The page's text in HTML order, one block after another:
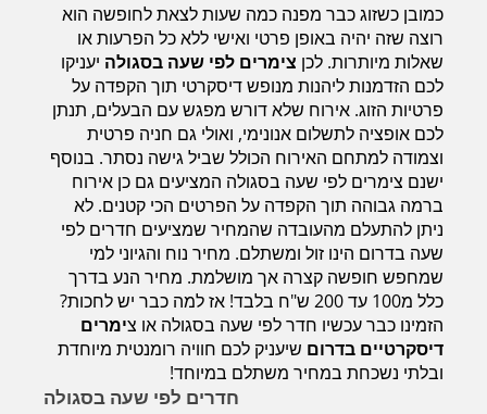
חדרים לפי שעה בעמק יזרעאל
חדרים לפי שעה במישור החוף הדרומי
כמובן כשזוג כבר מפנה כמה שעות לצאת לחופשה הוא
רוצה שזה יהיה באופן פרטי ואישי ללא כל הפרעות או
שאלות מיותרות. לכן צימרים לפי שעה בסגולה יעניקו
לכם הזדמנות ליהנות מנופש דיסקרטי תוך הקפדה על
פרטיות הזוג. אירוח שלא דורש מפגש עם הבעלים, תנתן
לכם אופציה לתשלום אנונימי, ואולי גם חניה פרטית
וצמודה למתחם האירוח הכולל שביל גישה נסתר. בנוסף
ישנם צימרים לפי שעה בסגולה המציעים גם כן אירוח
ברמה גבוהה תוך הקפדה על הפרטים הכי קטנים. לא
ניתן להתעלם מהעובדה שהמחיר שמציעים חדרים לפי
שעה בדרום הינו זול ומשתלם. מחיר נוח והגיוני למי
שמחפש חופשה קצרה אך מושלמת. מחיר הנע בדרך
כלל מ100 עד 200 ש"ח בלבד! אז למה כבר יש לחכות?
הזמינו כבר עכשיו חדר לפי שעה בסגולה או צימרים
דיסקרטיים בדרום שיעניק לכם חוויה רומנטית מיוחדת
ובלתי נשכחת במחיר משתלם במיוחד!
חדרים לפי שעה בסגולה